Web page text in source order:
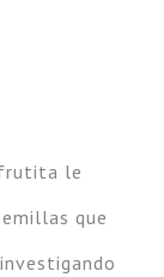
le
que